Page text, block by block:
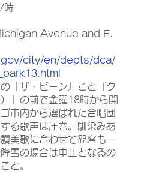
時
Avenue and E.
city/en/depts/dca/
『ザ・ビーン』こと『ク
』の前で金曜18時から開
市内から選ばれた合唱団
る歌声は圧巻。馴染みあ
美歌に合わせて観客も一
雪の場合は中止となるの
と。